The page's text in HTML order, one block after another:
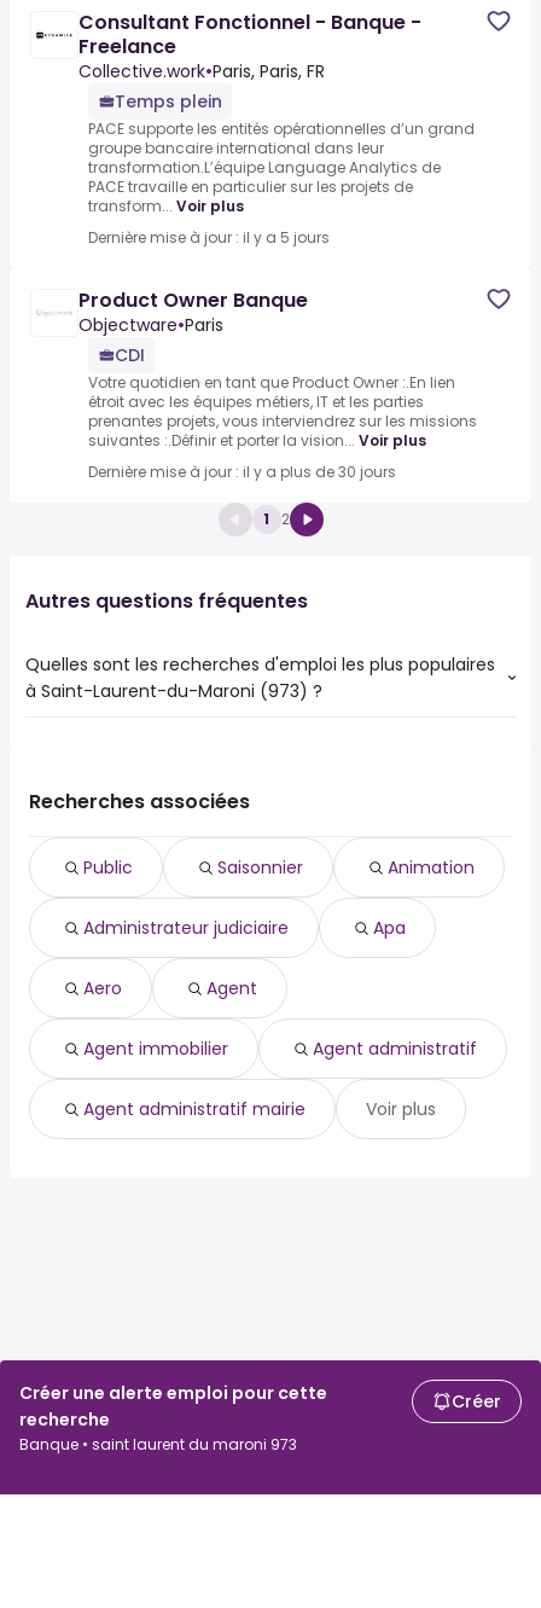
Créer une alerte emploi pour cette
recherche
Banque • saint laurent du maroni 973
Créer
Consultant Fonctionnel - Banque -
Freelance
Collective.work•Paris, Paris, FR
Temps plein
PACE supporte les entités opérationnelles d’un grand
groupe bancaire international dans leur
transformation.L’équipe Language Analytics de
PACE travaille en particulier sur les projets de
transform... Voir plus
Dernière mise à jour : il y a 5 jours
Product Owner Banque
Objectware•Paris
CDI
Votre quotidien en tant que Product Owner :.En lien
étroit avec les équipes métiers, IT et les parties
prenantes projets, vous interviendrez sur les missions
suivantes :.Définir et porter la vision... Voir plus
Dernière mise à jour : il y a plus de 30 jours
1 2
Autres questions fréquentes
Quelles sont les recherches d'emploi les plus populaires
à Saint-Laurent-du-Maroni (973) ?
public
administrateur judiciaire
apa
aero
agent
agent immobilier
agent administratif
agent administratif mairie
Recherches associées
Public Saisonnier Animation
Administrateur judiciaire Apa
Aero Agent
Agent immobilier Agent administratif
Agent administratif mairie Voir plus